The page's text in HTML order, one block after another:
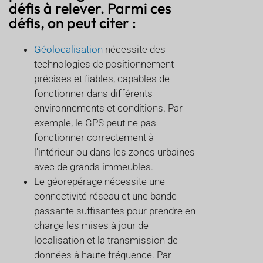
défis à relever. Parmi ces
défis, on peut citer :
Géolocalisation nécessite des
technologies de positionnement
précises et fiables, capables de
fonctionner dans différents
environnements et conditions. Par
exemple, le GPS peut ne pas
fonctionner correctement à
l'intérieur ou dans les zones urbaines
avec de grands immeubles.
Le géorepérage nécessite une
connectivité réseau et une bande
passante suffisantes pour prendre en
charge les mises à jour de
localisation et la transmission de
données à haute fréquence. Par